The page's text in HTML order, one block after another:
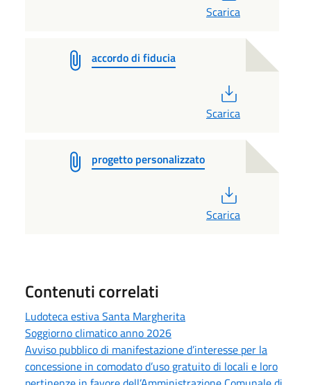
Scarica
accordo di fiducia
Scarica
progetto personalizzato
Scarica
Contenuti correlati
Ludoteca estiva Santa Margherita
Soggiorno climatico anno 2026
Avviso pubblico di manifestazione d’interesse per la
concessione in comodato d’uso gratuito di locali e loro